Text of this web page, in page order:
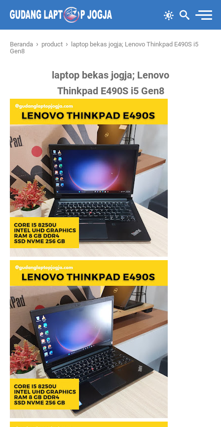
Beranda › product ›
laptop bekas jogja; Lenovo Thinkpad E490S i5
Gen8
laptop bekas jogja; Lenovo
Thinkpad E490S i5 Gen8